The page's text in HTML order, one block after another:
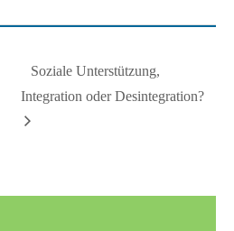
Soziale Unterstützung,
Integration oder Desintegration?